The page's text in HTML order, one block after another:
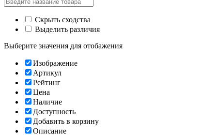
Скрыть сходства
Выделить различия
Выберите значения для отобажения
Изображение
Артикул
Рейтинг
Цена
Наличие
Доступность
Добавить в корзину
Описание